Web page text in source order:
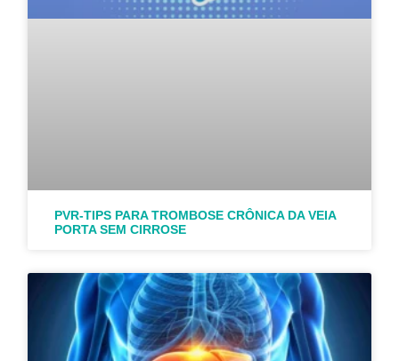
PVR-TIPS PARA TROMBOSE CRÔNICA DA VEIA
PORTA SEM CIRROSE